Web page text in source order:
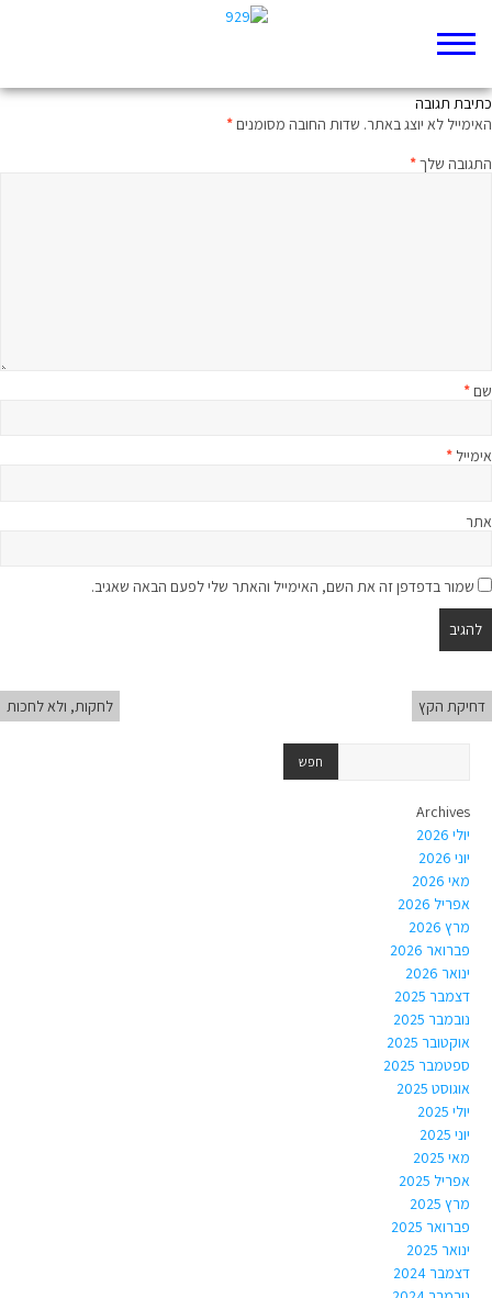
כתיבת תגובה
האימייל לא יוצג באתר. שדות החובה מסומנים*
התגובה שלך*
שם*
אימייל *
אתר
שמור בדפדפן זה את השם, האימייל והאתר שלי לפעם הבאה שאגיב.
דחיקת הקץ לחקות, ולא לחכות
Archives
יולי 2026
יוני 2026
מאי 2026
אפריל 2026
מרץ 2026
פברואר 2026
ינואר 2026
דצמבר 2025
נובמבר 2025
אוקטובר 2025
ספטמבר 2025
אוגוסט 2025
יולי 2025
יוני 2025
מאי 2025
אפריל 2025
מרץ 2025
פברואר 2025
ינואר 2025
דצמבר 2024